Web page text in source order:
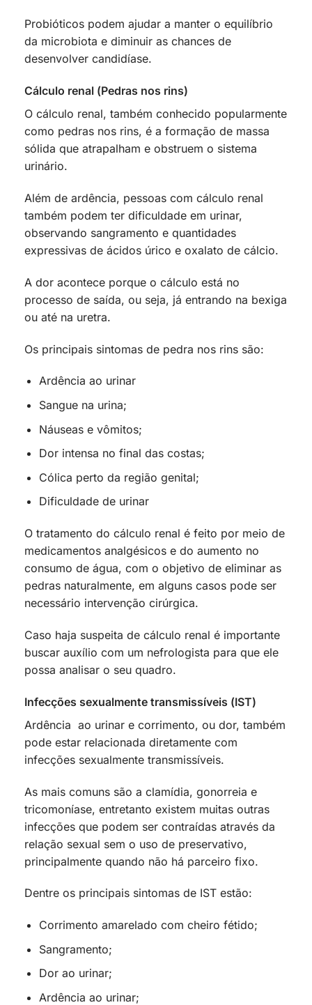
Probióticos podem ajudar a manter o equilíbrio
da microbiota e diminuir as chances de
desenvolver candidíase.
Cálculo renal (Pedras nos rins)
O cálculo renal, também conhecido popularmente
como pedras nos rins, é a formação de massa
sólida que atrapalham e obstruem o sistema
urinário.
Além de ardência, pessoas com cálculo renal
também podem ter dificuldade em urinar,
observando sangramento e quantidades
expressivas de ácidos úrico e oxalato de cálcio.
A dor acontece porque o cálculo está no
processo de saída, ou seja, já entrando na bexiga
ou até na uretra.
Os principais sintomas de pedra nos rins são:
Ardência ao urinar
Sangue na urina;
Náuseas e vômitos;
Dor intensa no final das costas;
Cólica perto da região genital;
Dificuldade de urinar
O tratamento do cálculo renal é feito por meio de
medicamentos analgésicos e do aumento no
consumo de água, com o objetivo de eliminar as
pedras naturalmente, em alguns casos pode ser
necessário intervenção cirúrgica.
Caso haja suspeita de cálculo renal é importante
buscar auxílio com um nefrologista para que ele
possa analisar o seu quadro.
Infecções sexualmente transmissíveis (IST)
Ardência ao urinar e corrimento, ou dor, também
pode estar relacionada diretamente com
infecções sexualmente transmissíveis.
As mais comuns são a clamídia, gonorreia e
tricomoníase, entretanto existem muitas outras
infecções que podem ser contraídas através da
relação sexual sem o uso de preservativo,
principalmente quando não há parceiro fixo.
Dentre os principais sintomas de IST estão:
Corrimento amarelado com cheiro fétido;
Sangramento;
Dor ao urinar;
Ardência ao urinar;